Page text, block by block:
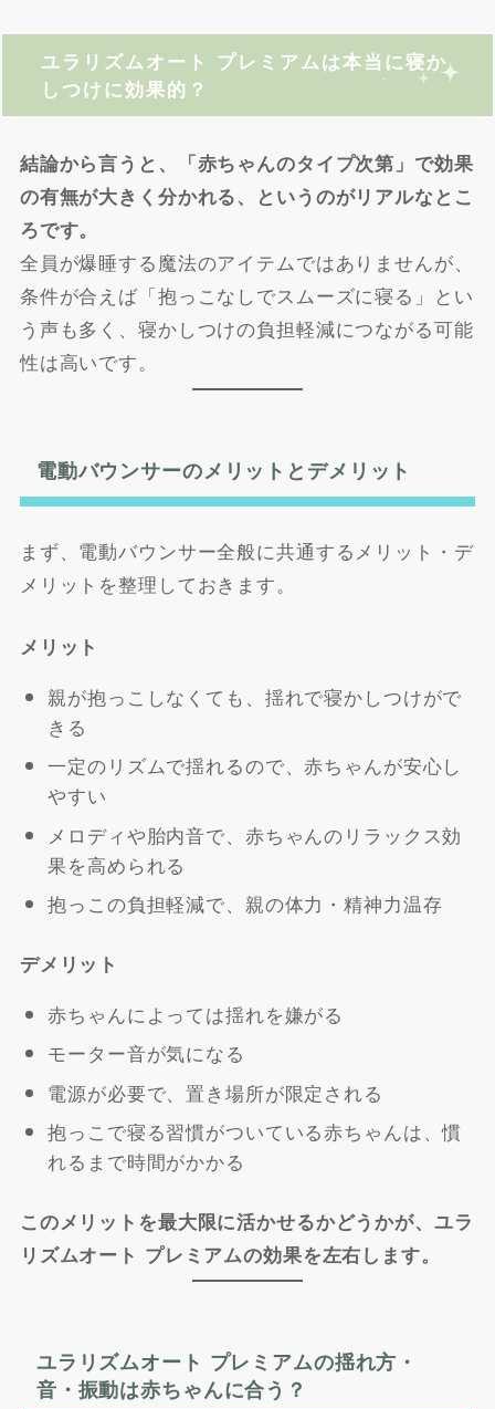
ユラリズムオート プレミアムは本当に寝か
しつけに効果的？
結論から言うと、「赤ちゃんのタイプ次第」で効果
の有無が大きく分かれる、というのがリアルなとこ
ろです。
全員が爆睡する魔法のアイテムではありませんが、
条件が合えば「抱っこなしでスムーズに寝る」とい
う声も多く、寝かしつけの負担軽減につながる可能
性は高いです。
電動バウンサーのメリットとデメリット
まず、電動バウンサー全般に共通するメリット・デ
メリットを整理しておきます。
メリット
親が抱っこしなくても、揺れで寝かしつけがで
きる
一定のリズムで揺れるので、赤ちゃんが安心し
やすい
メロディや胎内音で、赤ちゃんのリラックス効
果を高められる
抱っこの負担軽減で、親の体力・精神力温存
デメリット
赤ちゃんによっては揺れを嫌がる
モーター音が気になる
電源が必要で、置き場所が限定される
抱っこで寝る習慣がついている赤ちゃんは、慣
れるまで時間がかかる
このメリットを最大限に活かせるかどうかが、ユラ
リズムオート プレミアムの効果を左右します。
ユラリズムオート プレミアムの揺れ方・
音・振動は赤ちゃんに合う？